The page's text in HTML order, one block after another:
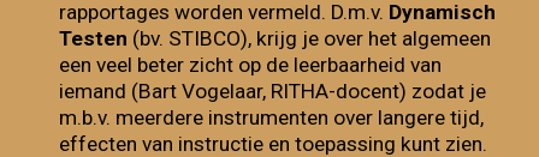
rapportages worden vermeld. D.m.v. Dynamisch
Testen (bv. STIBCO), krijg je over het algemeen
een veel beter zicht op de leerbaarheid van
iemand (Bart Vogelaar, RITHA-docent) zodat je
m.b.v. meerdere instrumenten over langere tijd,
effecten van instructie en toepassing kunt zien.